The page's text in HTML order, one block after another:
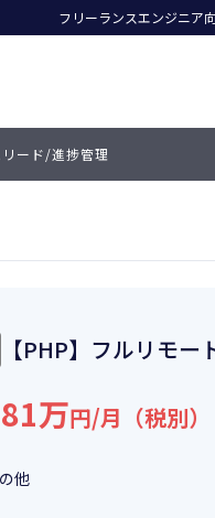
フリーランスエンジニア
ード/進捗管理
【PHP】フルリモ
万円/月（税別）
他